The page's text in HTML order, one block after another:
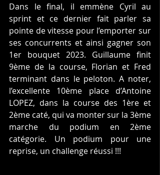
Dans le final, il emmène Cyril au
sprint et ce dernier fait parler sa
pointe de vitesse pour l’emporter sur
ses concurrents et ainsi gagner son
1er bouquet 2023. Guillaume finit
9ème de la course, Florian et Fred
terminant dans le peloton. A noter,
l’excellente 10ème place d’Antoine
LOPEZ, dans la course des 1ère et
2ème caté, qui va monter sur la 3ème
marche du podium en 2ème
catégorie. Un podium pour une
reprise, un challenge réussi !!!